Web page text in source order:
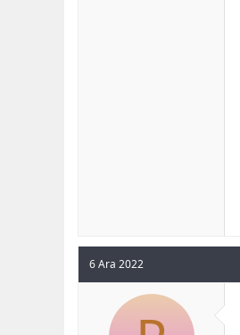
6 Ara 2022